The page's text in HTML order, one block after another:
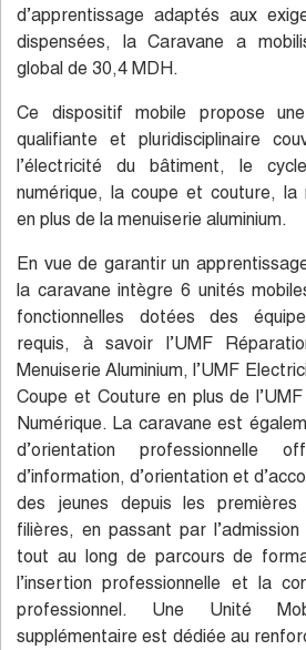
d’apprentissage adaptés aux
dispensées, la Caravane a
global de 30,4 MDH.
Ce dispositif mobile propose
qualifiante et pluridisciplinaire
l’électricité du bâtiment, le
numérique, la coupe et couture, la
en plus de la menuiserie aluminium.
En vue de garantir un
la caravane intègre 6 unités
fonctionnelles dotées des
requis, à savoir l’UMF
Menuiserie Aluminium, l’UMF
Coupe et Couture en plus de
Numérique. La caravane est
d’orientation professionnelle
d’information, d’orientation et
des jeunes depuis les
filières, en passant par l’admission
tout au long de parcours de
l’insertion professionnelle et la
professionnel. Une Unité
supplémentaire est dédiée au